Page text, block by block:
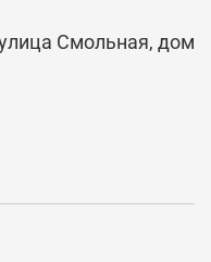
Смольная, дом